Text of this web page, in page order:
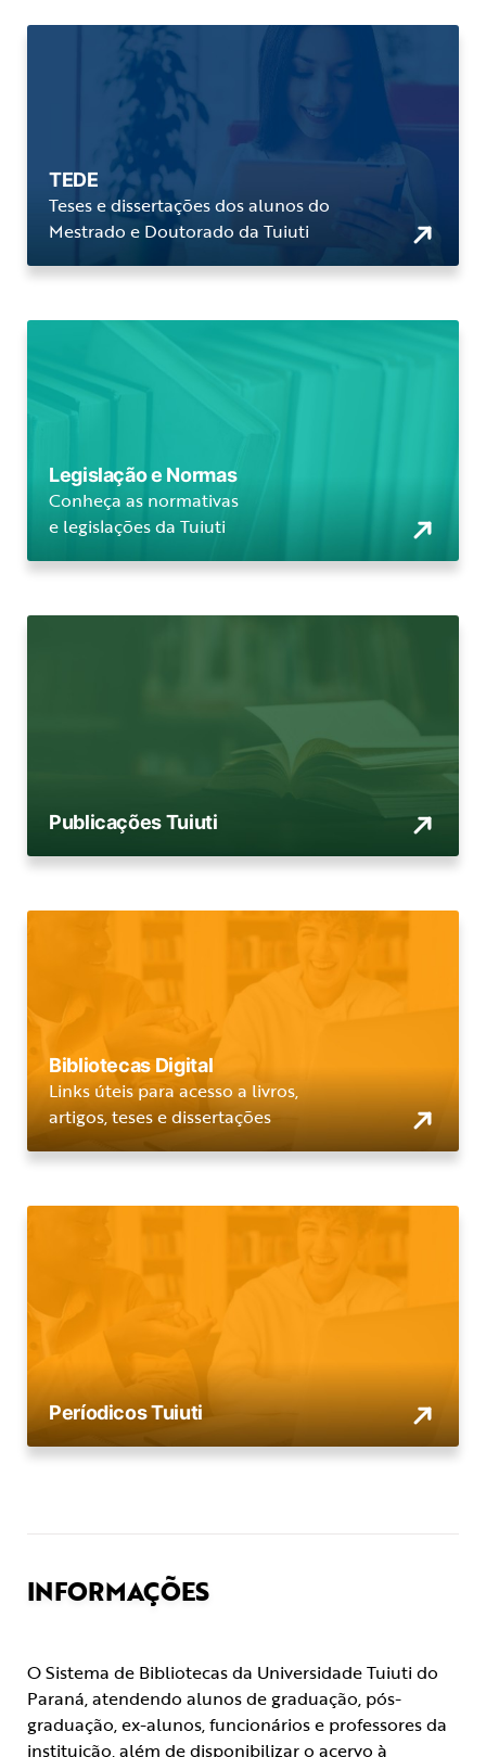
TEDE
Teses e dissertações dos alunos do
Mestrado e Doutorado da Tuiuti
Legislação e Normas
Conheça as normativas
e legislações da Tuiuti
Publicações Tuiuti
Bibliotecas Digital
Links úteis para acesso a livros,
artigos, teses e dissertações
Períodicos Tuiuti
INFORMAÇÕES
O Sistema de Bibliotecas da Universidade Tuiuti do
Paraná, atendendo alunos de graduação, pós-
graduação, ex-alunos, funcionários e professores da
instituição, além de disponibilizar o acervo à